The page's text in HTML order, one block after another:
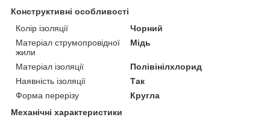
Конструктивні особливості
Колір ізоляції
Чорний
Матеріал струмопровідної
жили
Мідь
Матеріал ізоляції
Полівінілхлорид
Наявність ізоляції
Так
Форма перерізу
Кругла
Механічні характеристики